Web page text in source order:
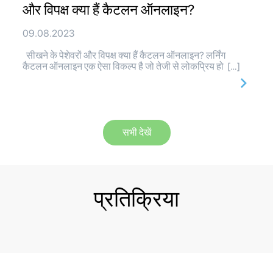
और विपक्ष क्या हैं कैटलन ऑनलाइन?
09.08.2023
सीखने के पेशेवरों और विपक्ष क्या हैं कैटलन ऑनलाइन? लर्निंग
कैटलन ऑनलाइन एक ऐसा विकल्प है जो तेजी से लोकप्रिय हो […]
सभी देखें
प्रतिक्रिया